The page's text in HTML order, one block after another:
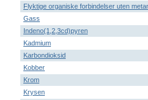
Flyktige organiske forbindelser uten
Gass
Indeno(1,2,3cd)pyren
Kadmium
Karbondioksid
Kobber
Krom
Krysen